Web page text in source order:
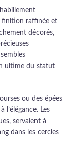
finition raffinée et
décorés,
ultime du statut
ou des épées
Les
servaient à
dans les cercles